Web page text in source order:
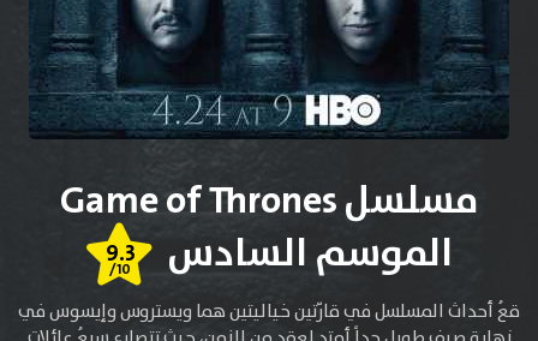
مسلسل Game of Thrones
الموسم السادس
9.3
/10
قعُ أحداث المسلسل في قارّتين خياليتين هما ويستروس وإيسوس في